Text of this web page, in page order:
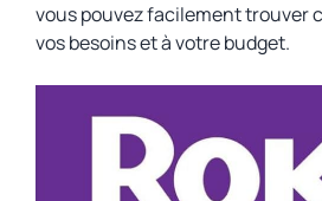
vous pouvez facilement trouver
vos besoins et à votre budget.